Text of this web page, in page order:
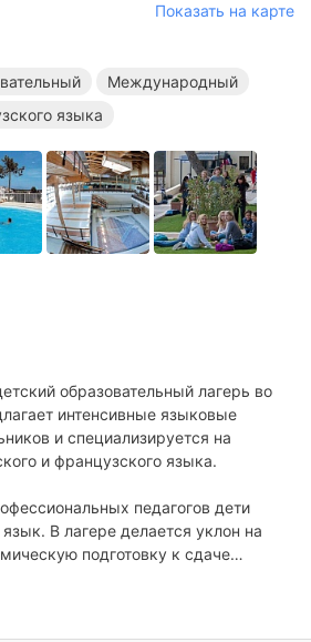
Показать на карте
Международный
языка
образовательный лагерь во
интенсивные языковые
и специализируется на
и французского языка.
педагогов дети
В лагере делается уклон на
подготовку к сдаче
Также на французском